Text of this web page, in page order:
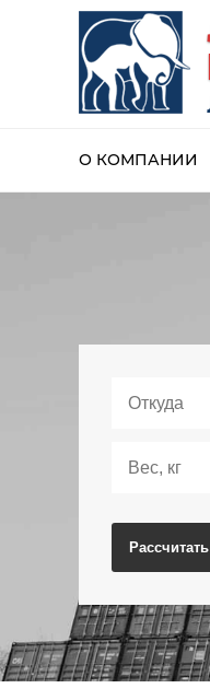
О КОМПАНИИ
Рассчитать